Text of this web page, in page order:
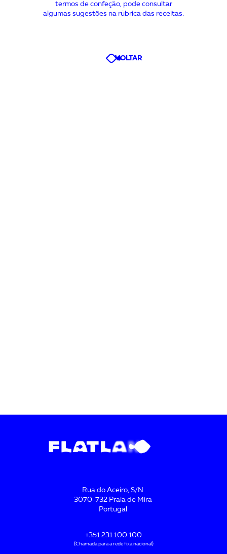
termos de confeção, pode consultar
algumas sugestões na rúbrica das receitas.
VOLTAR
Rua do Aceiro, S/N
3070-732 Praia de Mira
Portugal
+351 231 100 100
(Chamada para a rede fixa nacional)